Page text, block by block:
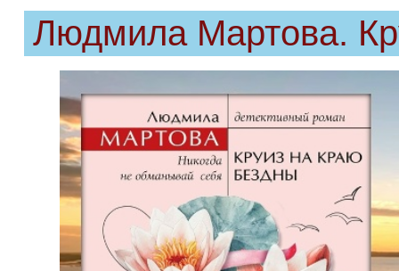
Людмила Мартова.